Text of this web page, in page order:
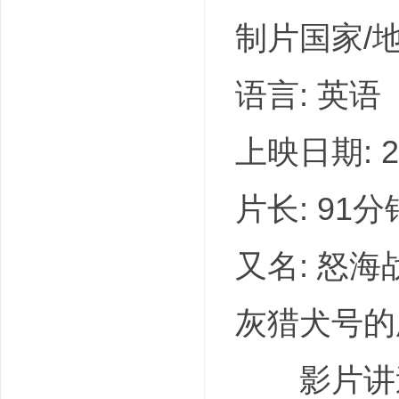
制片国家/
语言: 英语
上映日期:
片长: 91分
又名: 怒海
灰猎犬号的
影片讲